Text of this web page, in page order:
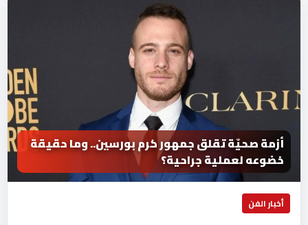
أزمة صحيّة تقلق جمهور كرم بورسين.. وما حقيقة
خضوعه لعملية جراحية؟
أخبار الفن